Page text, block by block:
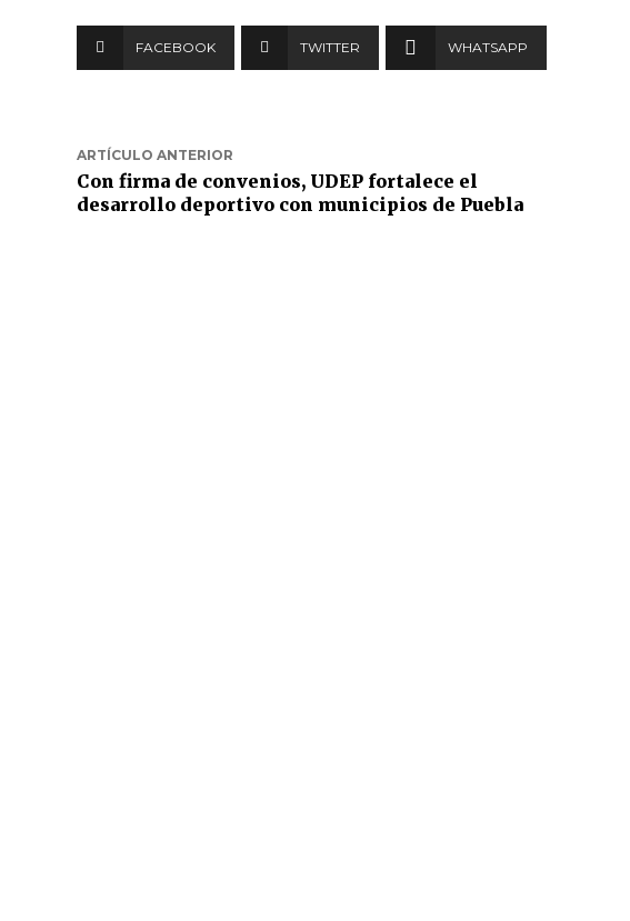
FACEBOOK TWITTER WHATSAPP
ARTÍCULO ANTERIOR
Con firma de convenios, UDEP fortalece el
desarrollo deportivo con municipios de Puebla